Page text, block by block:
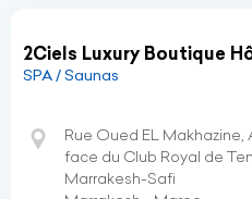
2Ciels Luxury Boutique
SPA / Saunas
Rue Oued EL Makhazine,
face du Club Royal de
Marrakesh-Safi